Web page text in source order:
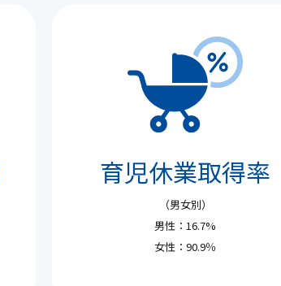
育児休業取得率
（男女別）
男性：16.7%
女性：90.9％